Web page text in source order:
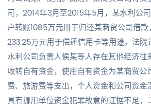
司，2014年3月至2015年5月，某水利公
户转账1085万元用于归还某商贸公司借
233.25万元用于偿还信用卡等用途。法院
水利公司负责人侯某等人存在其他经济往
收转自有资金，使用自有资金为某商贸公
费、旅游费等支出，个人资金和公司资金
具有挪用单位资金犯罪故意的证据不足，